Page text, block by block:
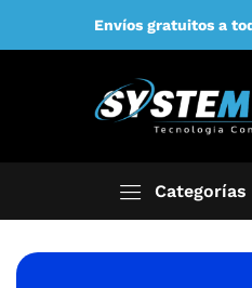
Envíos gratuitos a
Categorías